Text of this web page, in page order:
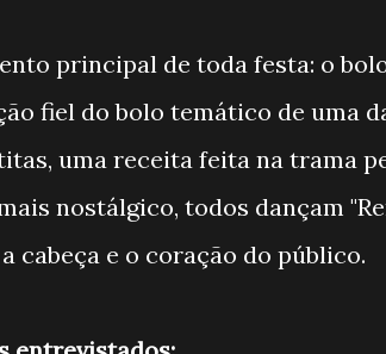
principal de toda festa: o
fiel do bolo temático de uma
uma receita feita na trama
nostálgico, todos dançam
cabeça e o coração do público.